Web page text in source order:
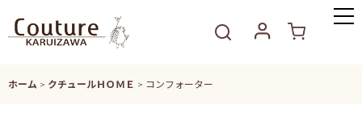
ホーム > クチュールＨＯＭＥ > コンフォーター